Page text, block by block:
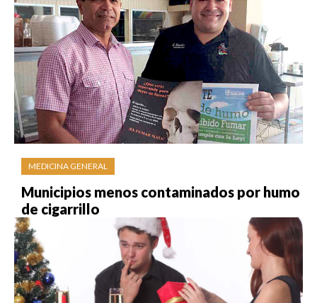
MEDICINA GENERAL
Municipios menos contaminados por humo
de cigarrillo